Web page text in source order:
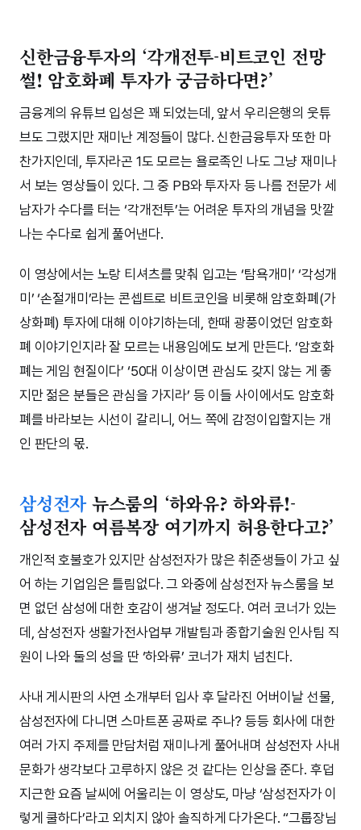
신한금융투자의 ‘각개전투-비트코인 전망
썰! 암호화폐 투자가 궁금하다면?’
금융계의 유튜브 입성은 꽤 되었는데, 앞서 우리은행의 웃튜
브도 그랬지만 재미난 계정들이 많다. 신한금융투자 또한 마
찬가지인데, 투자라곤 1도 모르는 욜로족인 나도 그냥 재미나
서 보는 영상들이 있다. 그 중 PB와 투자자 등 나름 전문가 세
남자가 수다를 터는 ‘각개전투’는 어려운 투자의 개념을 맛깔
나는 수다로 쉽게 풀어낸다.
이 영상에서는 노랑 티셔츠를 맞춰 입고는 ‘탐욕개미’ ‘각성개
미’ ‘손절개미’라는 콘셉트로 비트코인을 비롯해 암호화폐(가
상화폐) 투자에 대해 이야기하는데, 한때 광풍이었던 암호화
폐 이야기인지라 잘 모르는 내용임에도 보게 만든다. ‘암호화
폐는 게임 현질이다’ ‘50대 이상이면 관심도 갖지 않는 게 좋
지만 젊은 분들은 관심을 가지라’ 등 이들 사이에서도 암호화
폐를 바라보는 시선이 갈리니, 어느 쪽에 감정이입할지는 개
인 판단의 몫.
삼성전자뉴스룸의 ‘하와유? 하와류!-
삼성전자 여름복장 여기까지 허용한다고?’
개인적 호불호가 있지만 삼성전자가 많은 취준생들이 가고 싶
어 하는 기업임은 틀림없다. 그 와중에 삼성전자 뉴스룸을 보
면 없던 삼성에 대한 호감이 생겨날 정도다. 여러 코너가 있는
데, 삼성전자 생활가전사업부 개발팀과 종합기술원 인사팀 직
원이 나와 둘의 성을 딴 ‘하와류’ 코너가 재치 넘친다.
사내 게시판의 사연 소개부터 입사 후 달라진 어버이날 선물,
삼성전자에 다니면 스마트폰 공짜로 주나? 등등 회사에 대한
여러 가지 주제를 만담처럼 재미나게 풀어내며 삼성전자 사내
문화가 생각보다 고루하지 않은 것 같다는 인상을 준다. 후덥
지근한 요즘 날씨에 어울리는 이 영상도, 마냥 ‘삼성전자가 이
렇게 쿨하다’라고 외치지 않아 솔직하게 다가온다. “그룹장님